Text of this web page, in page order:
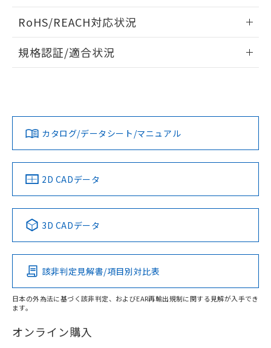
ドすることができます。
ログイン/会員登録
ダウンロードデータをご利用いただく前に、以下を必ずお読
みください。
ソフトウェアの使用条件
RoHS/REACH対応状況
EU RoHS 注意事項・凡例
対応済み
中国 RoHS 注意事項・凡例
Pb Hg Cd Cr(VI)
O
在庫等で未対応品が混在する可能性があります。
規格認証/適合状況
カタログ/データシート/マニュアル
2D CADデータ
3D CADデータ
該非判定見解書/項目別対比表
日本の外為法に基づく該非判定、およびEAR再輸出規制に関する見解が入手でき
ます。
オンライン購入